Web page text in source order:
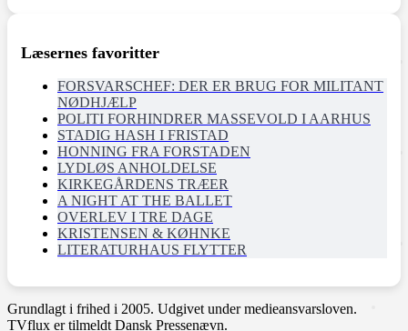
Læsernes favoritter
FORSVARSCHEF: DER ER BRUG FOR MILITANT
NØDHJÆLP
POLITI FORHINDRER MASSEVOLD I AARHUS
STADIG HASH I FRISTAD
HONNING FRA FORSTADEN
LYDLØS ANHOLDELSE
KIRKEGÅRDENS TRÆER
A NIGHT AT THE BALLET
OVERLEV I TRE DAGE
KRISTENSEN & KØHNKE
LITERATURHAUS FLYTTER
Grundlagt i frihed i 2005. Udgivet under medieansvarsloven.
TVflux er tilmeldt Dansk Pressenævn.